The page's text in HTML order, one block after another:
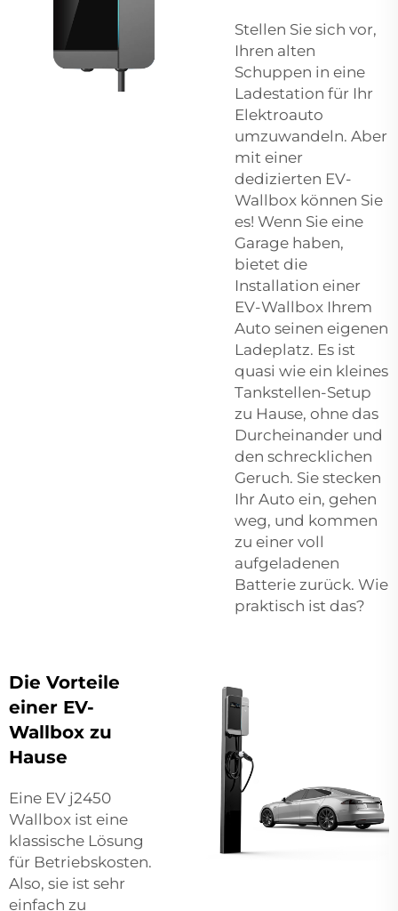
Stellen Sie sich vor,
Ihren alten
Schuppen in eine
Ladestation für Ihr
Elektroauto
umzuwandeln. Aber
mit einer
dedizierten EV-
Wallbox können Sie
es! Wenn Sie eine
Garage haben,
bietet die
Installation einer
EV-Wallbox Ihrem
Auto seinen eigenen
Ladeplatz. Es ist
quasi wie ein kleines
Tankstellen-Setup
zu Hause, ohne das
Durcheinander und
den schrecklichen
Geruch. Sie stecken
Ihr Auto ein, gehen
weg, und kommen
zu einer voll
aufgeladenen
Batterie zurück. Wie
praktisch ist das?
Die Vorteile
einer EV-
Wallbox zu
Hause
Eine EV j2450
Wallbox ist eine
klassische Lösung
für Betriebskosten.
Also, sie ist sehr
einfach zu